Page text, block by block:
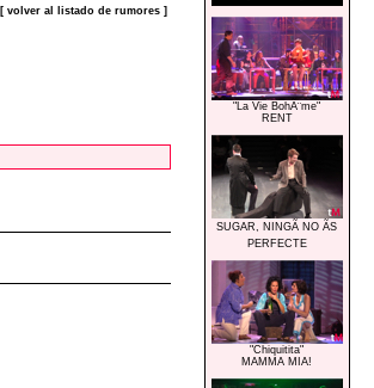
[ volver al listado de rumores ]
"La Vie BohÃ¨me"
RENT
SUGAR, NINGÃ NO ÃS
PERFECTE
"Chiquitita"
MAMMA MIA!